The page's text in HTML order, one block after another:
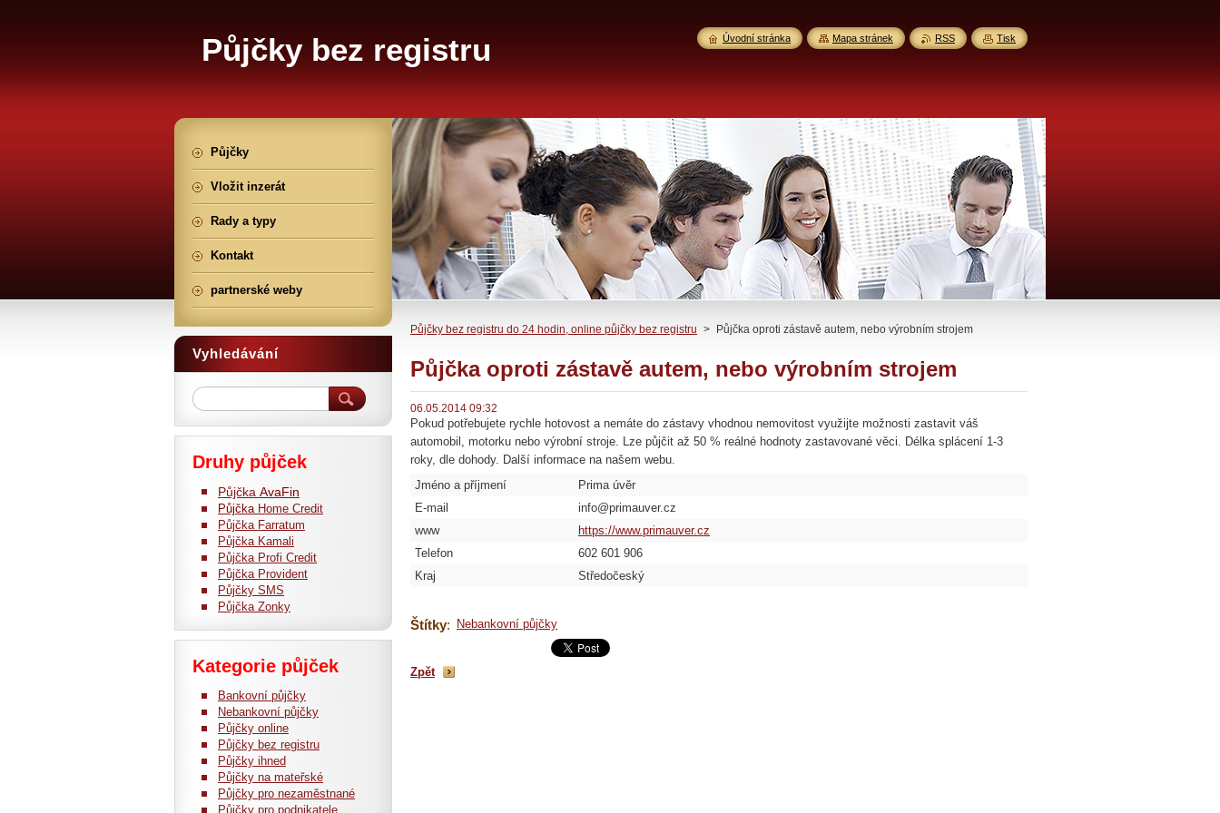
Půjčky bez registru
Půjčky bez registru do 24 hodin, online půjčky bez registru > Půjčka oproti zástavě autem, nebo výrobním strojem
Půjčka oproti zástavě autem, nebo výrobním strojem
06.05.2014 09:32
Pokud potřebujete rychle hotovost a nemáte do zástavy vhodnou nemovitost využijte možnosti zastavit váš
automobil, motorku nebo výrobní stroje. Lze půjčit až 50 % reálné hodnoty zastavované věci. Délka splácení 1-3
roky, dle dohody. Další informace na našem webu.
Jméno a příjmení
Prima úvěr
E-mail
info@primauver.cz
www
https://www.primauver.cz
Telefon
602 601 906
Kraj
Středočeský
Štítky: Nebankovní půjčky
Zpět
Půjčky
Vložit inzerát
Rady a typy
Kontakt
partnerské weby
Vyhledávání
Druhy půjček
Půjčka AvaFin
Půjčka Home Credit
Půjčka Farratum
Půjčka Kamali
Půjčka Profi Credit
Půjčka Provident
Půjčky SMS
Půjčka Zonky
Kategorie půjček
Bankovní půjčky
Nebankovní půjčky
Půjčky online
Půjčky bez registru
Půjčky ihned
Půjčky na mateřské
Půjčky pro nezaměstnané
Půjčky pro podnikatele
Úvodní stránka Mapa stránek RSS Tisk